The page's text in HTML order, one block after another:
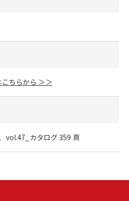
ちらから ＞＞
vol.47_カタログ 359 頁